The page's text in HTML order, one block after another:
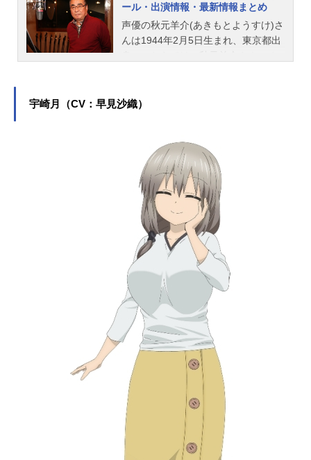
ール・出演情報・最新情報まとめ
声優の秋元羊介(あきもとようすけ)さ
んは1944年2月5日生まれ、東京都出
宇崎月（CV：早見沙織）